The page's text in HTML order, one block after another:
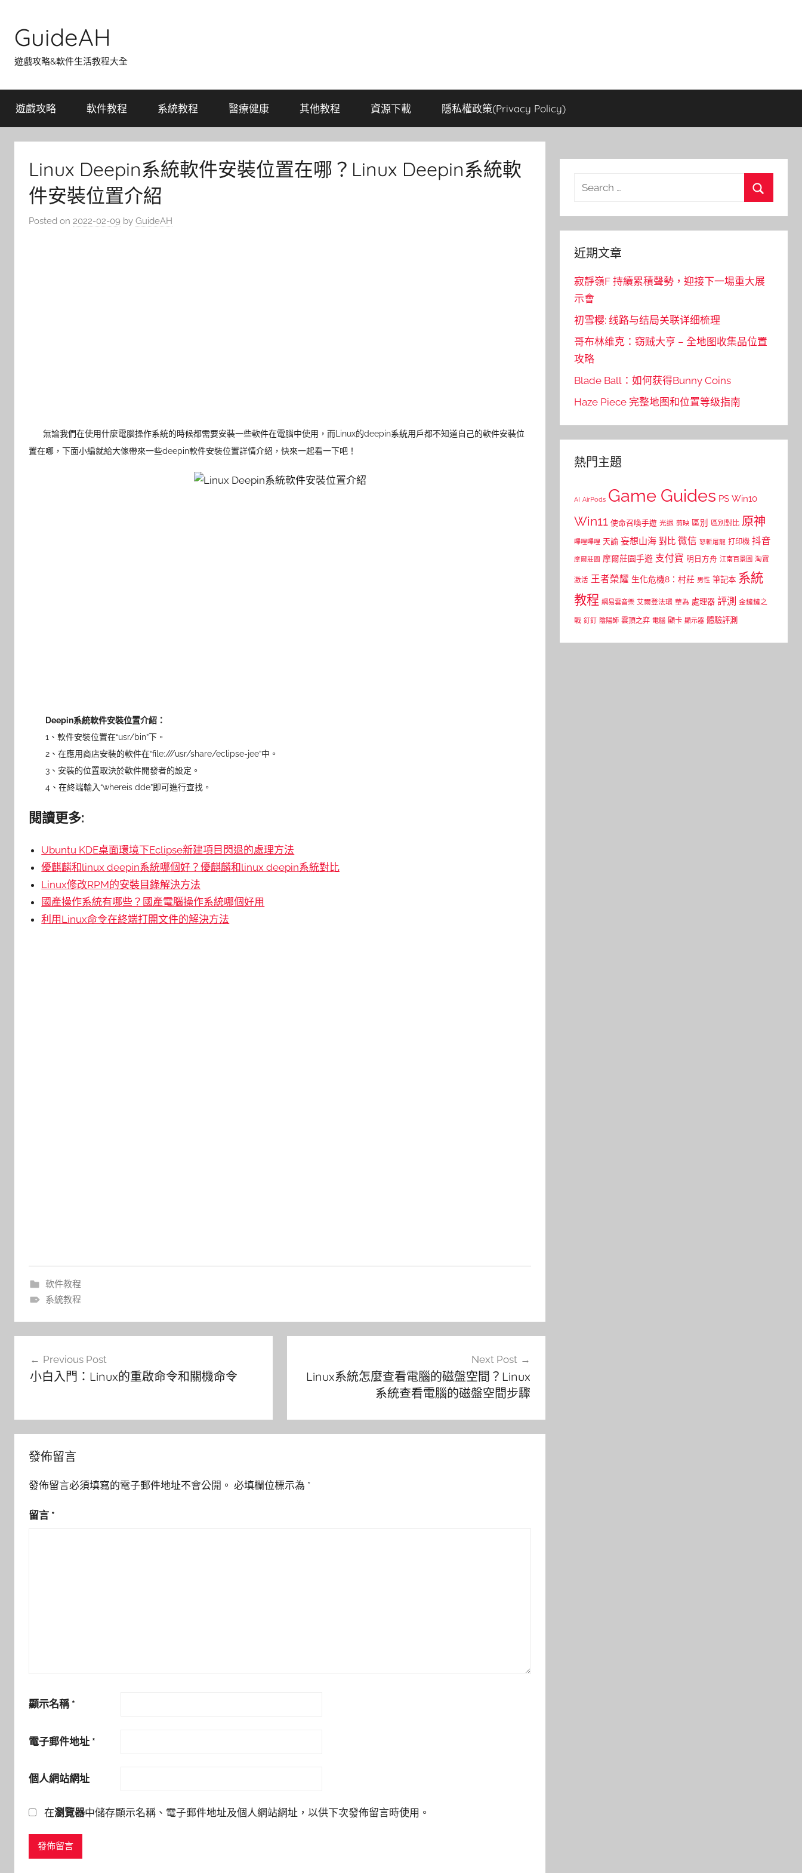
content
GuideAH
遊戲攻略&軟件生活教程大全
遊戲攻略 軟件教程 系統教程 醫療健康 其他教程 資源下載 隱私權政策(Privacy Policy)
Linux Deepin系統軟件安裝位置在哪？Linux Deepin系統軟
件安裝位置介紹
Posted on 2022-02-09 by GuideAH
無論我們在使用什麼電腦操作系統的時候都需要安裝一些軟件在電腦中使用，而Linux的deepin系統用戶都不知道自己的軟件安裝位
置在哪，下面小編就給大傢帶來一些deepin軟件安裝位置詳情介紹，快來一起看一下吧！
Deepin系統軟件安裝位置介紹：
1、軟件安裝位置在“usr/bin”下。
2、在應用商店安裝的軟件在“file:///usr/share/eclipse-jee”中。
3、安裝的位置取決於軟件開發者的設定。
4、在終端輸入“whereis dde”即可進行查找。
閱讀更多:
Ubuntu KDE桌面環境下Eclipse新建項目閃退的處理方法
優麒麟和linux deepin系統哪個好？優麒麟和linux deepin系統對比
Linux修改RPM的安裝目錄解決方法
國產操作系統有哪些？國產電腦操作系統哪個好用
利用Linux命令在終端打開文件的解決方法
軟件教程
系統教程
Previous Post
小白入門：Linux的重啟命令和關機命令
Next Post
Linux系統怎麼查看電腦的磁盤空間？Linux
系統查看電腦的磁盤空間步驟
發佈留言
發佈留言必須填寫的電子郵件地址不會公開。 必填欄位標示為 *
留言 *
顯示名稱 *
電子郵件地址 *
個人網站網址
在瀏覽器中儲存顯示名稱、電子郵件地址及個人網站網址，以供下次發佈留言時使用。
Search
近期文章
寂靜嶺F 持續累積聲勢，迎接下一場重大展
示會
初雪樱: 线路与结局关联详细梳理
哥布林维克：窃贼大亨 – 全地图收集品位置
攻略
Blade Ball：如何获得Bunny Coins
Haze Piece 完整地图和位置等级指南
熱門主題
AI AirPods Game Guides PS Win10
Win11 使命召喚手遊 光遇 剪映 區別 區別對比 原神
嗶哩嗶哩 天諭 妄想山海 對比 微信 怒斬屠龍 打印機 抖音
摩爾莊園 摩爾莊園手遊 支付寶 明日方舟 江南百景圖 淘寶
激活 王者榮耀 生化危機8：村莊 男性 筆記本 系統
教程 網易雲音樂 艾爾登法環 華為 處理器 評測 金鏟鏟之
戰 釘釘 陰陽師 雲頂之弈 電腦 顯卡 顯示器 體驗評測